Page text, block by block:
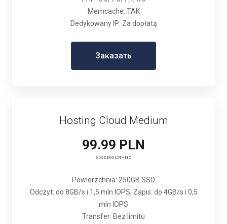
Memcache: TAK
Dedykowany IP: Za dopłatą
Заказать
Hosting Cloud Medium
99.99 PLN
ежемесячно
Powierzchnia: 250GB SSD
Odczyt: do 8GB/s i 1,5 mln IOPS, Zapis: do 4GB/s i 0,5
mln IOPS
Transfer: Bez limitu